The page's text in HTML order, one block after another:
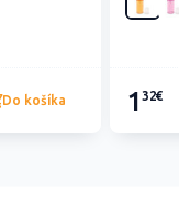
Do košíka 132€